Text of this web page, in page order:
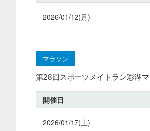
2026/01/12(月)
マラソン
第28回スポーツメイトラン彩湖
開催日
2026/01/17(土)